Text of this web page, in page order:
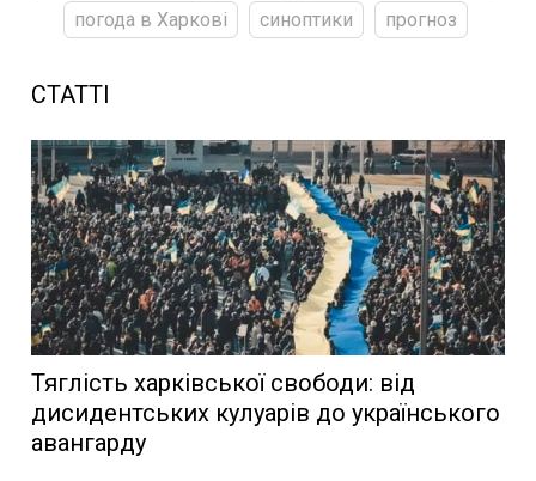
погода в Харкові
синоптики прогноз
СТАТТІ
Тяглість харківської свободи: від
дисидентських кулуарів до українського
авангарду